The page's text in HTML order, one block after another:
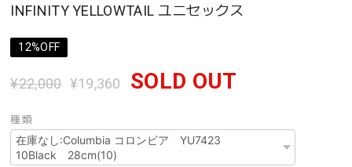
INFINITY YELLOWTAIL ユニセックス
12%OFF
¥22,000 ¥19,360 SOLD OUT
種類